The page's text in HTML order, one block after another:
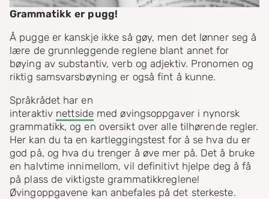
Grammatikk er pugg!
Å pugge er kanskje ikke så gøy, men det lønner seg å
lære de grunnleggende reglene blant annet for
bøying av substantiv, verb og adjektiv. Pronomen og
riktig samsvarsbøyning er også fint å kunne.
Språkrådet har en
interaktiv nettsidemed øvingsoppgaver i nynorsk
grammatikk, og en oversikt over alle tilhørende regler.
Her kan du ta en kartleggingstest for å se hva du er
god på, og hva du trenger å øve mer på. Det å bruke
en halvtime innimellom, vil definitivt hjelpe deg å få
på plass de viktigste grammatikkreglene!
Øvingoppgavene kan anbefales på det sterkeste.